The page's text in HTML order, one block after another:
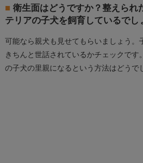
衛生面はどうですか？整えられ
テリアの子犬を飼育しているでし
可能なら親犬も見せてもらいましょう。
きちんと世話されているかチェックです
の子犬の里親になるという方法はどうで